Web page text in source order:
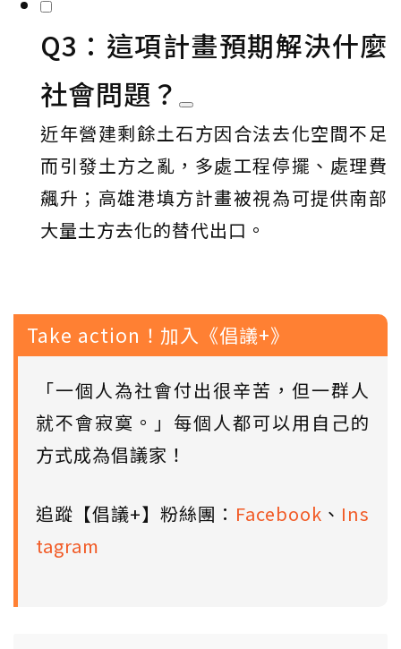
Q3：這項計畫預期解決什麼
社會問題？
近年營建剩餘土石方因合法去化空間不足
而引發土方之亂，多處工程停擺、處理費
飆升；高雄港填方計畫被視為可提供南部
大量土方去化的替代出口。
Take action！加入《倡議+》
「一個人為社會付出很辛苦，但一群人
就不會寂寞。」每個人都可以用自己的
方式成為倡議家！
追蹤【倡議+】粉絲團： Facebook 、 Ins
tagram